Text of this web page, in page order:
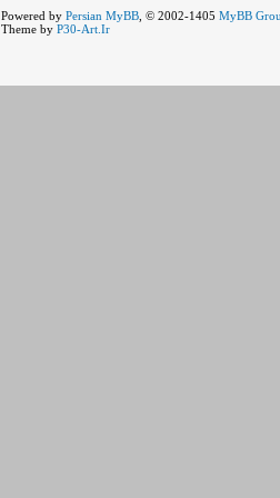
Powered by Persian MyBB , © 2002-1405 MyBB
Theme by P30-Art.Ir